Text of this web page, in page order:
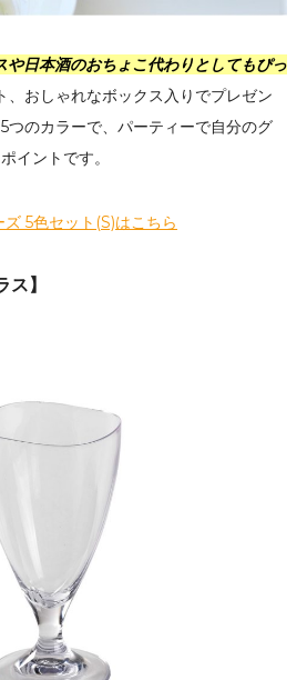
や日本酒のおちょこ代わりとしてもぴっ
、おしゃれなボックス入りでプレゼン
つのカラーで、パーティーで自分のグ
イントです。
5色セット(S)はこちら
ス】